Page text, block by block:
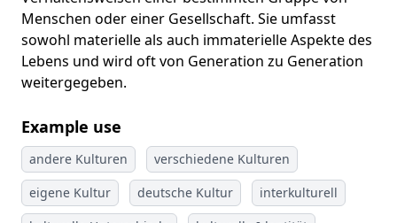
Menschen oder einer Gesellschaft. Sie umfasst
sowohl materielle als auch immaterielle Aspekte des
Lebens und wird oft von Generation zu Generation
weitergegeben.
Example use
andere Kulturen
verschiedene Kulturen
eigene Kultur
deutsche Kultur
interkulturell